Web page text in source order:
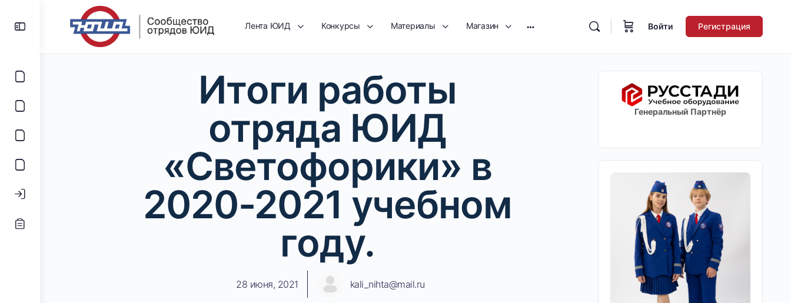
Лента ЮИД Конкурсы Материалы Магазин Войти Регистрация
Итоги работы
отряда ЮИД
«Светофорики» в
2020-2021 учебном
году.
28 июня, 2021 kali_nihta@mail.ru
Генеральный Партнёр